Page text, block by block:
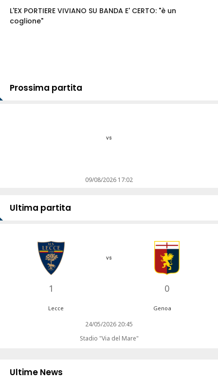
L'EX PORTIERE VIVIANO SU BANDA E' CERTO: "è un
coglione"
Prossima partita
vs
09/08/2026 17:02
Ultima partita
1
vs
0
Lecce Genoa
24/05/2026 20:45
Stadio "Via del Mare"
Ultime News